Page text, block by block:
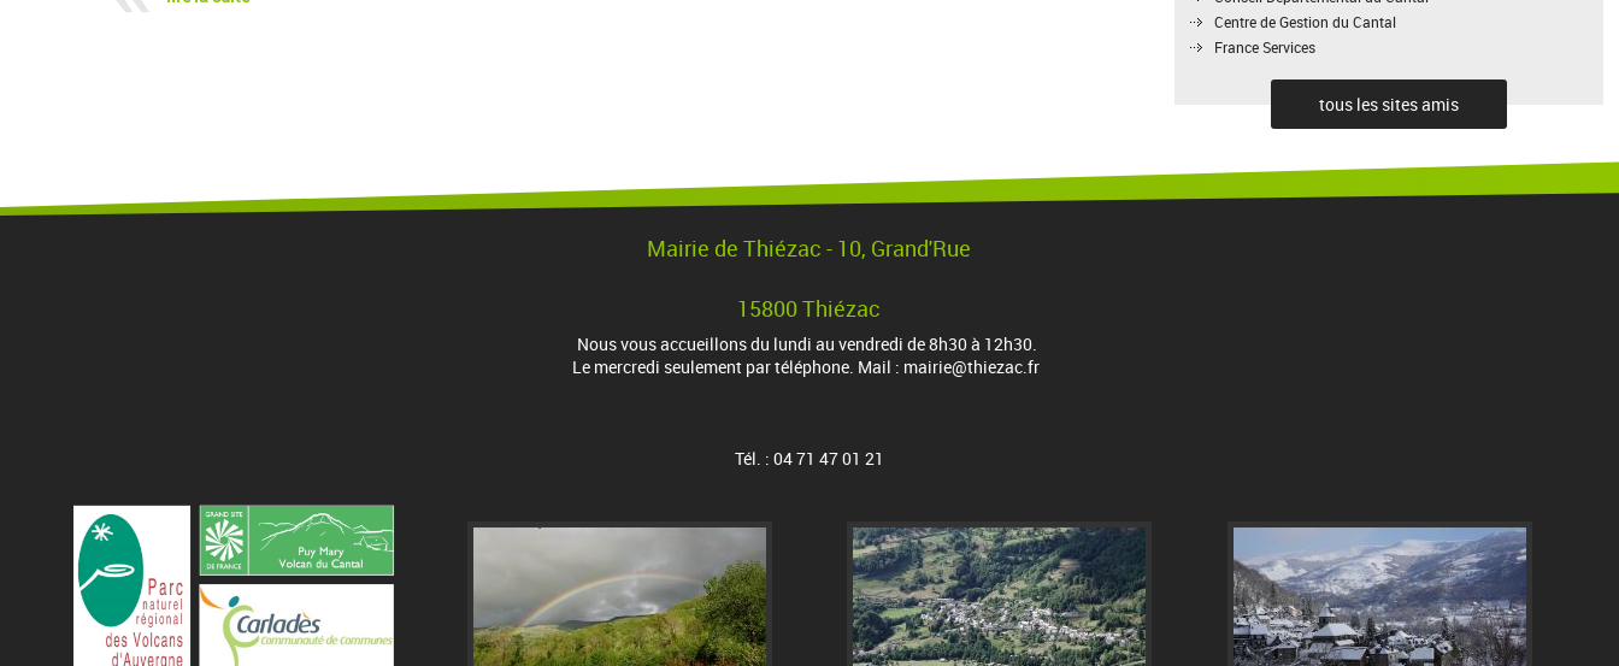
Centre de Gestion du Cantal
France Services
tous les sites amis
Mairie de Thiézac - 10, Grand'Rue
15800 Thiézac
Nous vous accueillons du lundi au vendredi de 8h30 à 12h30.
Le mercredi seulement par téléphone. Mail : mairie@thiezac.fr
Tél. : 04 71 47 01 21